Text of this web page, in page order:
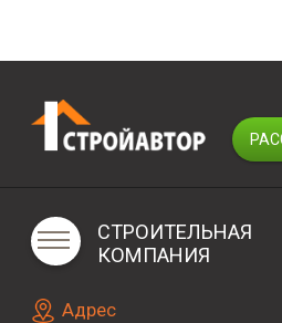
СТРОИТЕЛЬНАЯ
КОМПАНИЯ
Адрес